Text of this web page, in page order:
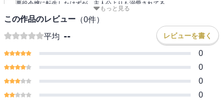
悪役令嬢に転生したはずが、主人公よりも溺愛されてる
もっと見る
この作品のレビュー （0件）
平均 -- レビューを書く
0
0
0
0